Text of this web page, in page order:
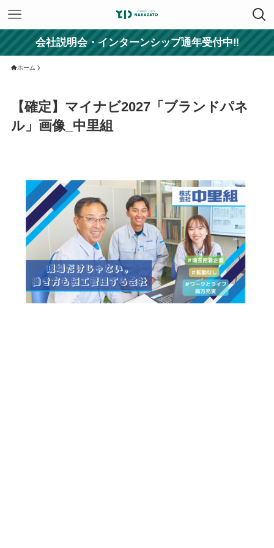
会社説明会・インターンシップ通年受付中‼
ホーム
【確定】マイナビ2027「ブランドパネ
ル」画像_中里組